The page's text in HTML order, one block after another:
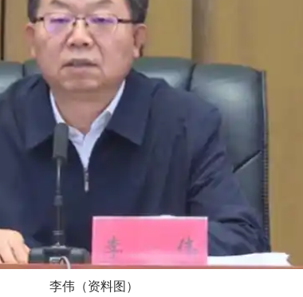
李伟（资料图）
一批国家标准开始实施
以产业富民促振兴